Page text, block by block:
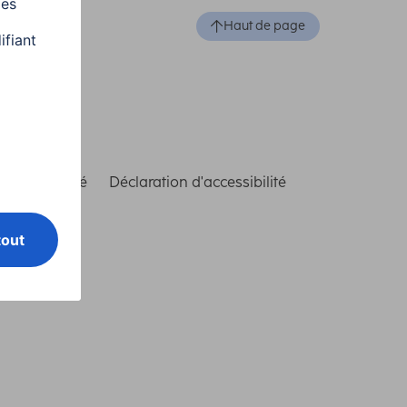
Haut de page
conformité Déclaration d'accessibilité